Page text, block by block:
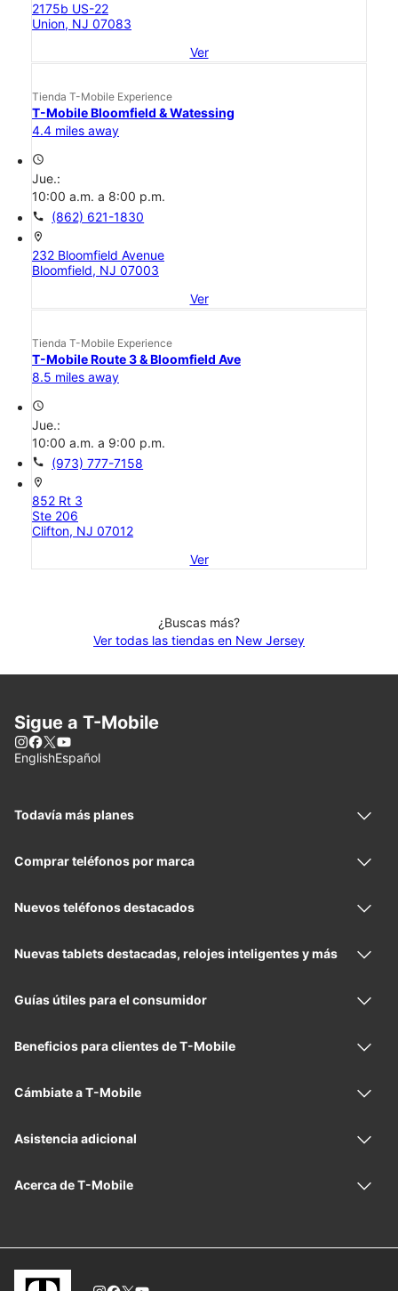
2175b US-22
Union, NJ 07083
Ver
Tienda T-Mobile Experience
T-Mobile Bloomfield & Watessing
4.4 miles away
access_time
Jue.:
10:00 a.m. a 8:00 p.m.
call (862) 621-1830
location_on
232 Bloomfield Avenue
Bloomfield, NJ 07003
Ver
Tienda T-Mobile Experience
T-Mobile Route 3 & Bloomfield Ave
8.5 miles away
access_time
Jue.:
10:00 a.m. a 9:00 p.m.
call (973) 777-7158
location_on
852 Rt 3
Ste 206
Clifton, NJ 07012
Ver
¿Buscas más?
Ver todas las tiendas en New Jersey